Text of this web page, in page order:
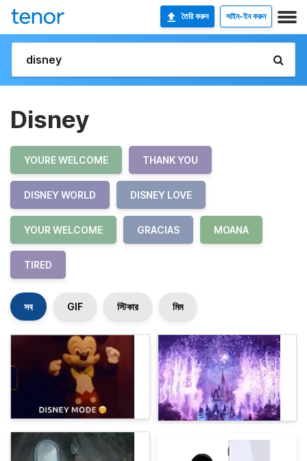
তৈরি করুন সাইন-ইন করুন
Disney
YOURE WELCOME THANK YOU
DISNEY WORLD DISNEY LOVE
YOUR WELCOME GRACIAS MOANA
TIRED
সব GIF স্টিকার মিম